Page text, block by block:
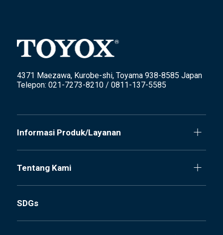
4371 Maezawa, Kurobe-shi, Toyama 938-8585 Japan
Telepon: 021-7273-8210 / 0811-137-5585
Informasi Produk/Layanan
Tentang Kami
SDGs